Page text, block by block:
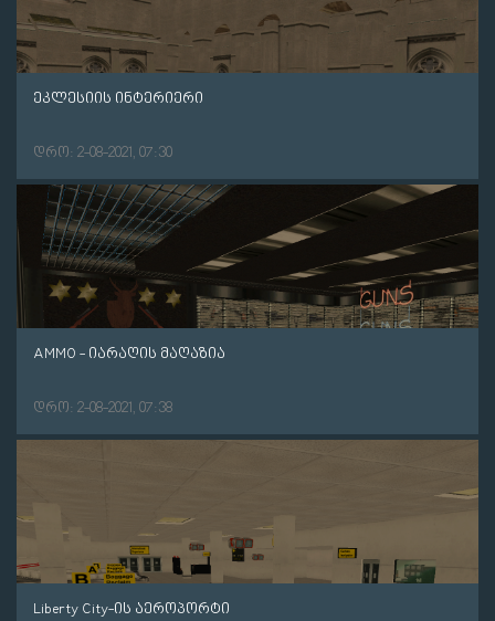
ეკლესიის ინტერიერი
დრო: 2-08-2021, 07:30
AMMO - იარაღის მაღაზია
დრო: 2-08-2021, 07:38
Liberty City-ის აეროპორტი